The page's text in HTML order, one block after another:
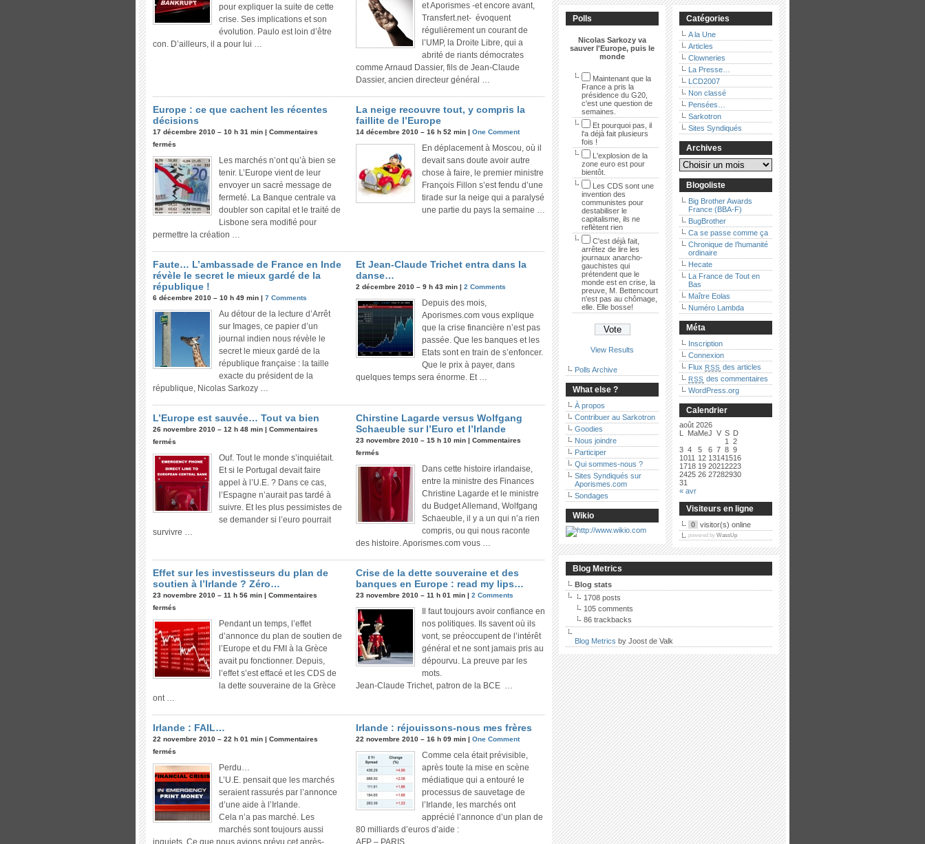
pour expliquer la suite de cette
crise. Ses implications et son
évolution. Paulo est loin d’être
con. D’ailleurs, il a pour lui …
et Aporismes -et encore avant,
Transfert.net- évoquent
régulièrement un courant de
l’UMP, la Droite Libre, qui a
abrité de riants démocrates
comme Arnaud Dassier, fils de Jean-Claude
Dassier, ancien directeur général …
Europe : ce que cachent les récentes
décisions
17 décembre 2010 – 10 h 31 min | Commentaires
fermés
Les marchés n’ont qu’à bien se
tenir. L’Europe vient de leur
envoyer un sacré message de
fermeté. La Banque centrale va
doubler son capital et le traité de
Lisbone sera modifié pour
permettre la création …
La neige recouvre tout, y compris la
faillite de l’Europe
14 décembre 2010 – 16 h 52 min | One Comment
En déplacement à Moscou, où il
devait sans doute avoir autre
chose à faire, le premier ministre
François Fillon s’est fendu d’une
tirade sur la neige qui a paralysé
une partie du pays la semaine …
Faute… L’ambassade de France en Inde
révèle le secret le mieux gardé de la
république !
6 décembre 2010 – 10 h 49 min | 7 Comments
Au détour de la lecture d’Arrêt
sur Images, ce papier d’un
journal indien nous révèle le
secret le mieux gardé de la
république française : la taille
exacte du président de la
république, Nicolas Sarkozy …
Et Jean-Claude Trichet entra dans la
danse…
2 décembre 2010 – 9 h 43 min | 2 Comments
Depuis des mois,
Aporismes.com vous explique
que la crise financière n’est pas
passée. Que les banques et les
Etats sont en train de s’enfoncer.
Que le prix à payer, dans
quelques temps sera énorme. Et …
L’Europe est sauvée… Tout va bien
26 novembre 2010 – 12 h 48 min | Commentaires
fermés
Ouf. Tout le monde s’inquiétait.
Et si le Portugal devait faire
appel à l’U.E. ? Dans ce cas,
l’Espagne n’aurait pas tardé à
suivre. Et les plus pessimistes de
se demander si l’euro pourrait
survivre …
Chirstine Lagarde versus Wolfgang
Schaeuble sur l’Euro et l’Irlande
23 novembre 2010 – 15 h 10 min | Commentaires
fermés
Dans cette histoire irlandaise,
entre la ministre des Finances
Christine Lagarde et le ministre
du Budget Allemand, Wolfgang
Schaeuble, il y a un qui n’a rien
compris, ou qui nous raconte
des histoire. Aporismes.com vous …
Effet sur les investisseurs du plan de
soutien à l’Irlande ? Zéro…
23 novembre 2010 – 11 h 56 min | Commentaires
fermés
Pendant un temps, l’effet
d’annonce du plan de soutien de
l’Europe et du FMI à la Grèce
avait pu fonctionner. Depuis,
l’effet s’est effacé et les CDS de
la dette souveraine de la Grèce
ont …
Crise de la dette souveraine et des
banques en Europe : read my lips…
23 novembre 2010 – 11 h 01 min | 2 Comments
Il faut toujours avoir confiance en
nos politiques. Ils savent où ils
vont, se préoccupent de l’intérêt
général et ne sont jamais pris au
dépourvu. La preuve par les
mots.
Jean-Claude Trichet, patron de la BCE …
Irlande : FAIL…
22 novembre 2010 – 22 h 01 min | Commentaires
fermés
Perdu…
L’U.E. pensait que les marchés
seraient rassurés par l’annonce
d’une aide à l’Irlande.
Cela n’a pas marché. Les
marchés sont toujours aussi
inquiets. Ce que nous avions prévu cet après-
Irlande : réjouissons-nous mes frères
22 novembre 2010 – 16 h 09 min | One Comment
Comme cela était prévisible,
après toute la mise en scène
médiatique qui a entouré le
processus de sauvetage de
l’Irlande, les marchés ont
apprécié l’annonce d’un plan de
80 milliards d’euros d’aide :
AFP – PARIS …
Polls
Nicolas Sarkozy va
sauver l'Europe, puis le
monde
Maintenant que la
France a pris la
présidence du G20,
c'est une question de
semaines.
Et pourquoi pas, il
l'a déjà fait plusieurs
fois !
L'explosion de la
zone euro est pour
bientôt.
Les CDS sont une
invention des
communistes pour
destabiliser le
capitalisme, ils ne
reflètent rien
C'est déjà fait,
arrêtez de lire les
journaux anarcho-
gauchistes qui
prétendent que le
monde est en crise, la
preuve, M. Bettencourt
n'est pas au chômage,
elle. Elle bosse!
View Results
Polls Archive
What else ?
À propos
Contribuer au Sarkotron
Goodies
Nous joindre
Participer
Qui sommes-nous ?
Sites Syndiqués sur
Aporismes.com
Sondages
Wikio
Catégories
A la Une
Articles
Clowneries
La Presse…
LCD2007
Non classé
Pensées…
Sarkotron
Sites Syndiqués
Archives
Blogoliste
Big Brother Awards
France (BBA-F)
BugBrother
Ca se passe comme ça
Chronique de l’humanité
ordinaire
Hecate
La France de Tout en
Bas
Maître Eolas
Numéro Lambda
Méta
Inscription
Connexion
Flux RSS des articles
RSS des commentaires
WordPress.org
Calendrier
août 2026
L
MaMeJ V S D
« avr
1
2
3 4 5 6 7 8 9
1011 12 13141516
1718 19 20212223
2425 26 27282930
31
Visiteurs en ligne
0 visitor(s) online
powered by WassUp
Blog Metrics
Blog stats
1708 posts
105 comments
86 trackbacks
Blog Metrics by Joost de Valk